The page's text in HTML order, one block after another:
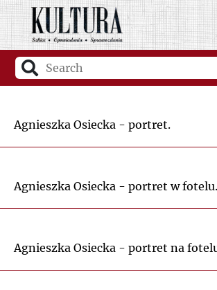
Agnieszka Osiecka - portret.
Agnieszka Osiecka - portret w fotelu.
Agnieszka Osiecka - portret na